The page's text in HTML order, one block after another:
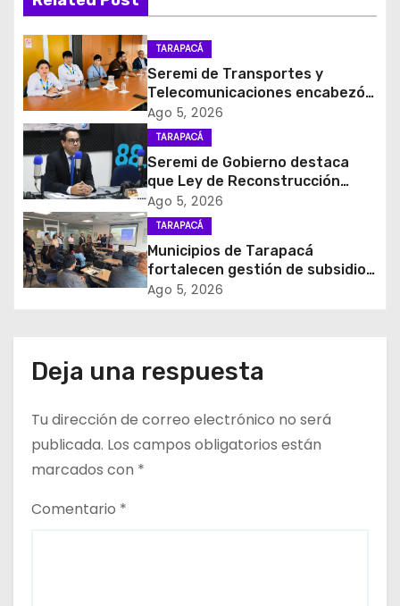
c
i
ó
n
d
e
e
r
a
d
TARAPACÁ
Seremi de Transportes y
Telecomunicaciones encabezó
primera mesa de coordinación
para el retiro de cables en
desuso en Iquique
Ago 5, 2026
TARAPACÁ
Seremi de Gobierno destaca
que Ley de Reconstrucción
Nacional impulsará la inversión
y el empleo en Tarapacá
Ago 5, 2026
TARAPACÁ
Municipios de Tarapacá
fortalecen gestión de subsidios
de agua potable en jornada
Ago 5, 2026
Deja una respuesta
Tu dirección de correo electrónico no será
publicada. Los campos obligatorios están
marcados con *
Comentario *